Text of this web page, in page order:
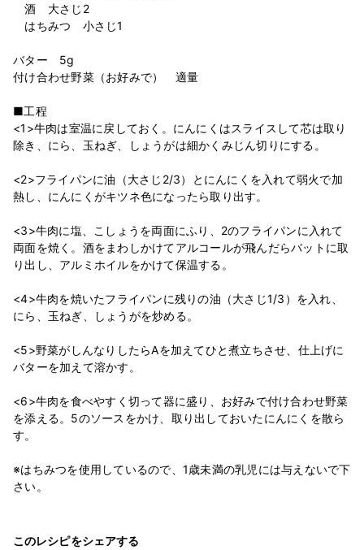
酒 大さじ2
はちみつ 小さじ1
バター 5g
付け合わせ野菜（お好みで） 適量
■工程
<1>牛肉は室温に戻しておく。にんにくはスライスして芯は取り
除き、にら、玉ねぎ、しょうがは細かくみじん切りにする。
<2>フライパンに油（大さじ2/3）とにんにくを入れて弱火で加
熱し、にんにくがキツネ色になったら取り出す。
<3>牛肉に塩、こしょうを両面にふり、2のフライパンに入れて
両面を焼く。酒をまわしかけてアルコールが飛んだらバットに取
り出し、アルミホイルをかけて保温する。
<4>牛肉を焼いたフライパンに残りの油（大さじ1/3）を入れ、
にら、玉ねぎ、しょうがを炒める。
<5>野菜がしんなりしたらAを加えてひと煮立ちさせ、仕上げに
バターを加えて溶かす。
<6>牛肉を食べやすく切って器に盛り、お好みで付け合わせ野菜
を添える。5のソースをかけ、取り出しておいたにんにくを散ら
す。
※はちみつを使用しているので、1歳未満の乳児には与えないで下
さい。
このレシピをシェアする